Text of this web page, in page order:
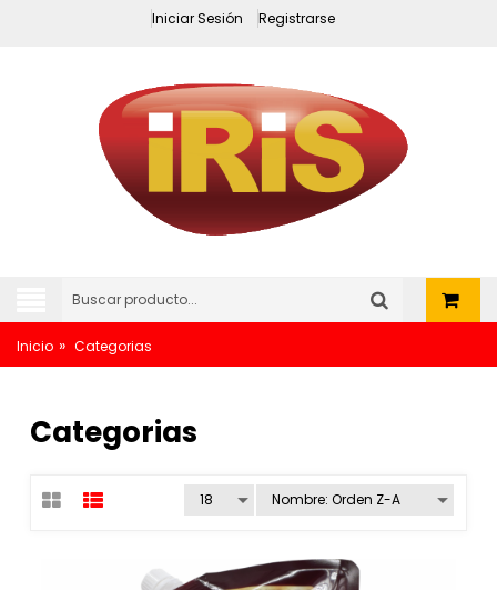
Iniciar Sesión Registrarse
Inicio » Categorias
Categorias